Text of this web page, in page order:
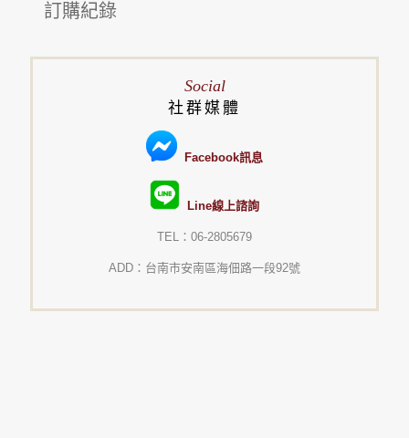
訂購紀錄
Social
社群媒體
Facebook訊息
Line線上諮詢
TEL：06-2805679
ADD：台南市安南區海佃路一段92號